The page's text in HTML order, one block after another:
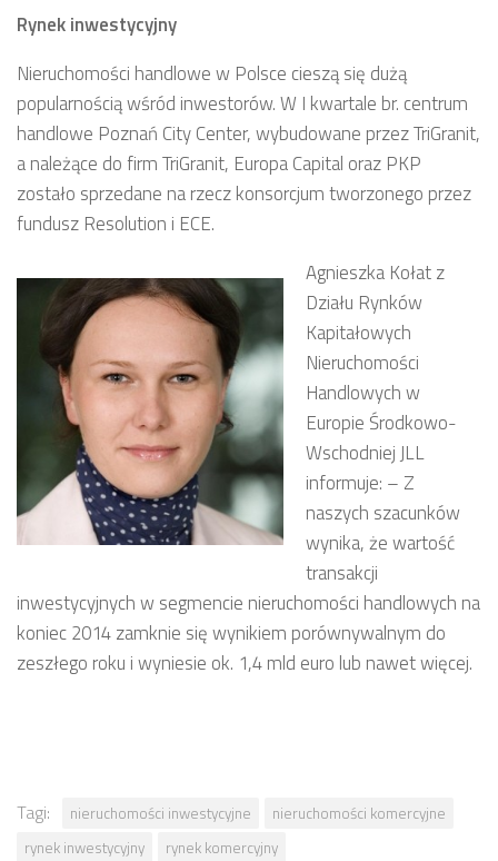
Rynek inwestycyjny
Nieruchomości handlowe w Polsce cieszą się dużą
popularnością wśród inwestorów. W I kwartale br. centrum
handlowe Poznań City Center, wybudowane przez TriGranit,
a należące do firm TriGranit, Europa Capital oraz PKP
zostało sprzedane na rzecz konsorcjum tworzonego przez
fundusz Resolution i ECE.
Agnieszka Kołat z
Działu Rynków
Kapitałowych
Nieruchomości
Handlowych w
Europie Środkowo-
Wschodniej JLL
informuje: – Z
naszych szacunków
wynika, że wartość
transakcji
inwestycyjnych w segmencie nieruchomości handlowych na
koniec 2014 zamknie się wynikiem porównywalnym do
zeszłego roku i wyniesie ok. 1,4 mld euro lub nawet więcej.
Tagi: nieruchomości inwestycyjne
nieruchomości komercyjne
rynek inwestycyjny
rynek komercyjny